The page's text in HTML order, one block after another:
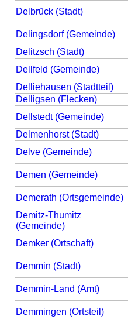
Delbrück (Stadt)
Delingsdorf (Gemeinde)
Delitzsch (Stadt)
Dellfeld (Gemeinde)
Delliehausen (Stadtteil)
Delligsen (Flecken)
Dellstedt (Gemeinde)
Delmenhorst (Stadt)
Delve (Gemeinde)
Demen (Gemeinde)
Demerath (Ortsgemeinde)
Demitz-Thumitz
(Gemeinde)
Demker (Ortschaft)
Demmin (Stadt)
Demmin-Land (Amt)
Demmingen (Ortsteil)